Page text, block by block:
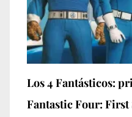
Los 4 Fantásticos:
Fantastic Four: First